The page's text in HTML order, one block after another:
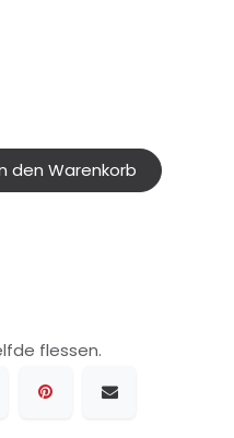
den Warenkorb
flessen.